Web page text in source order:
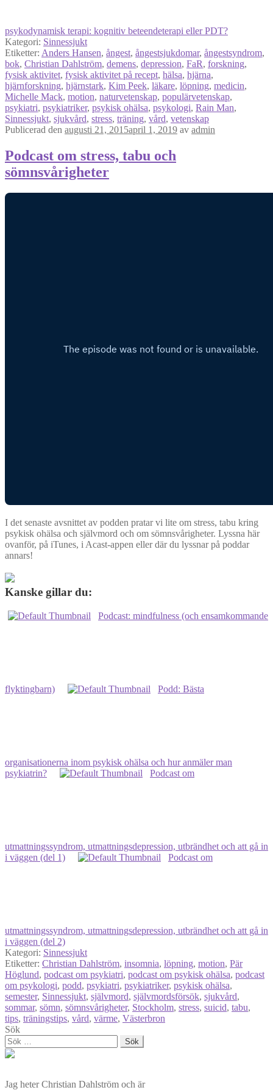
psykodynamisk terapi: kognitiv beteendeterapi eller PDT?
Kategori: Sinnessjukt
Etiketter: Anders Hansen, ångest, ångestsjukdomar, ångestsyndrom,
bok, Christian Dahlström, demens, depression, FaR, forskning,
fysisk aktivitet, fysisk aktivitet på recept, hälsa, hjärna,
hjärnforskning, hjärnstark, Kim Peek, läkare, löpning, medicin,
Michelle Mack, motion, naturvetenskap, populärvetenskap,
psykiatri, psykiatriker, psykisk ohälsa, psykologi, Rain Man,
Sinnessjukt, sjukvård, stress, träning, vård, vetenskap
Publicerad den augusti 21, 2015april 1, 2019 av admin
Podcast om stress, tabu och
sömnsvårigheter
I det senaste avsnittet av podden pratar vi lite om stress, tabu kring
psykisk ohälsa och självmord och om sömnsvårigheter. Lyssna här
ovanför, på iTunes, i Acast-appen eller där du lyssnar på poddar
annars!
Kanske gillar du:
Podcast: mindfulness (och ensamkommande
flyktingbarn) Podd: Bästa
organisationerna inom psykisk ohälsa och hur anmäler man
psykiatrin?
Podcast om
utmattningssyndrom, utmattningsdepression, utbrändhet och att gå in
i väggen (del 1)
Podcast om
utmattningssyndrom, utmattningsdepression, utbrändhet och att gå in
i väggen (del 2)
Kategori: Sinnessjukt
Etiketter: Christian Dahlström, insomnia, löpning, motion, Pär
Höglund, podcast om psykiatri, podcast om psykisk ohälsa, podcast
om psykologi, podd, psykiatri, psykiatriker, psykisk ohälsa,
semester, Sinnessjukt, självmord, självmordsförsök, sjukvård,
sommar, sömn, sömnsvårigheter, Stockholm, stress, suicid, tabu,
tips, träningstips, vård, värme, Västerbron
Sök
Sök
efter:
Jag heter Christian Dahlström och är